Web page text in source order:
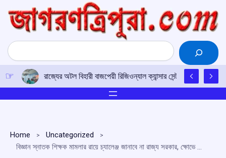
content
Search
চাকমা ভাষার উন্নয়নে সকলকে এগিয়ে আসার আহ্বান
Home
Uncategorized
বিজ্ঞান স্নাতক শিক্ষক মামলার রায়ে চ্যালেঞ্জ জানাবে না রাজ্য সরকার, ক্ষোভে ফঁুসছেন চাকুরীচ্যুতরা